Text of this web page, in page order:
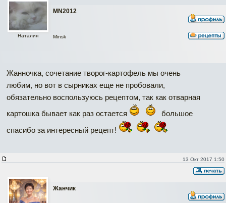
MN2012
Наталия Minsk
Жанночка, сочетание творог-картофель мы очень
любим, но вот в сырниках еще не пробовали,
обязательно воспользуюсь рецептом, так как отварная
картошка бывает как раз остается
большое
спасибо за интересный рецепт!
13 Окт 2017 1:50
Жанчик